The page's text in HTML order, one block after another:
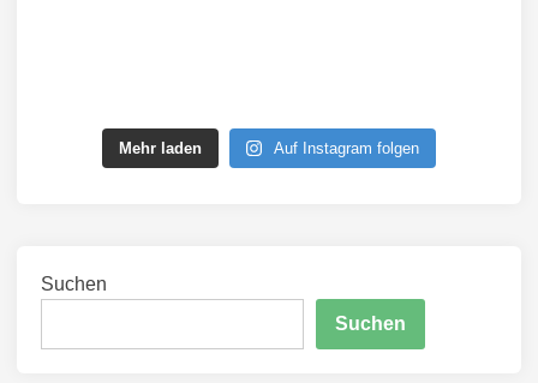
Mehr laden Auf Instagram folgen
Suchen
Suchen